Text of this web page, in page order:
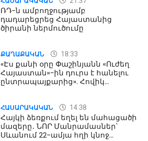
ՌԴ-ն ամբողջությամբ
դադարեցրեց Հայաստանից
ծիրանի ներմուծումը
ՔԱՂԱՔԱԿԱՆ 18:33
«Էս քանի օրը Փաշինյանն «Ուժեղ
Հայաստան»-ին դուրս է հանելու
ընտրապայքարից». Հովիկ
ՀԱՍԱՐԱԿԱԿԱՆ 14:38
Հայկի ձեռքում եղել են մահացածի
մազերը․ ՆՈՐ Մանրամասներ՝
Սևանում 22-ամյա հղի կնոջ